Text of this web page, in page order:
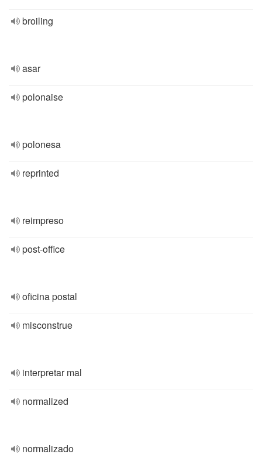
broiling
asar
polonaise
polonesa
reprinted
reimpreso
post-office
oficina postal
misconstrue
interpretar mal
normalized
normalizado